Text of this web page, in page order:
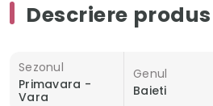
Descriere produs
Sezonul
Primavara -
Vara
Genul
Baieti